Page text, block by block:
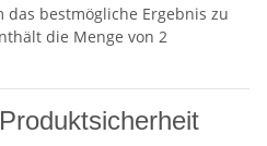
bestmögliche Ergebnis zu
die Menge von 2